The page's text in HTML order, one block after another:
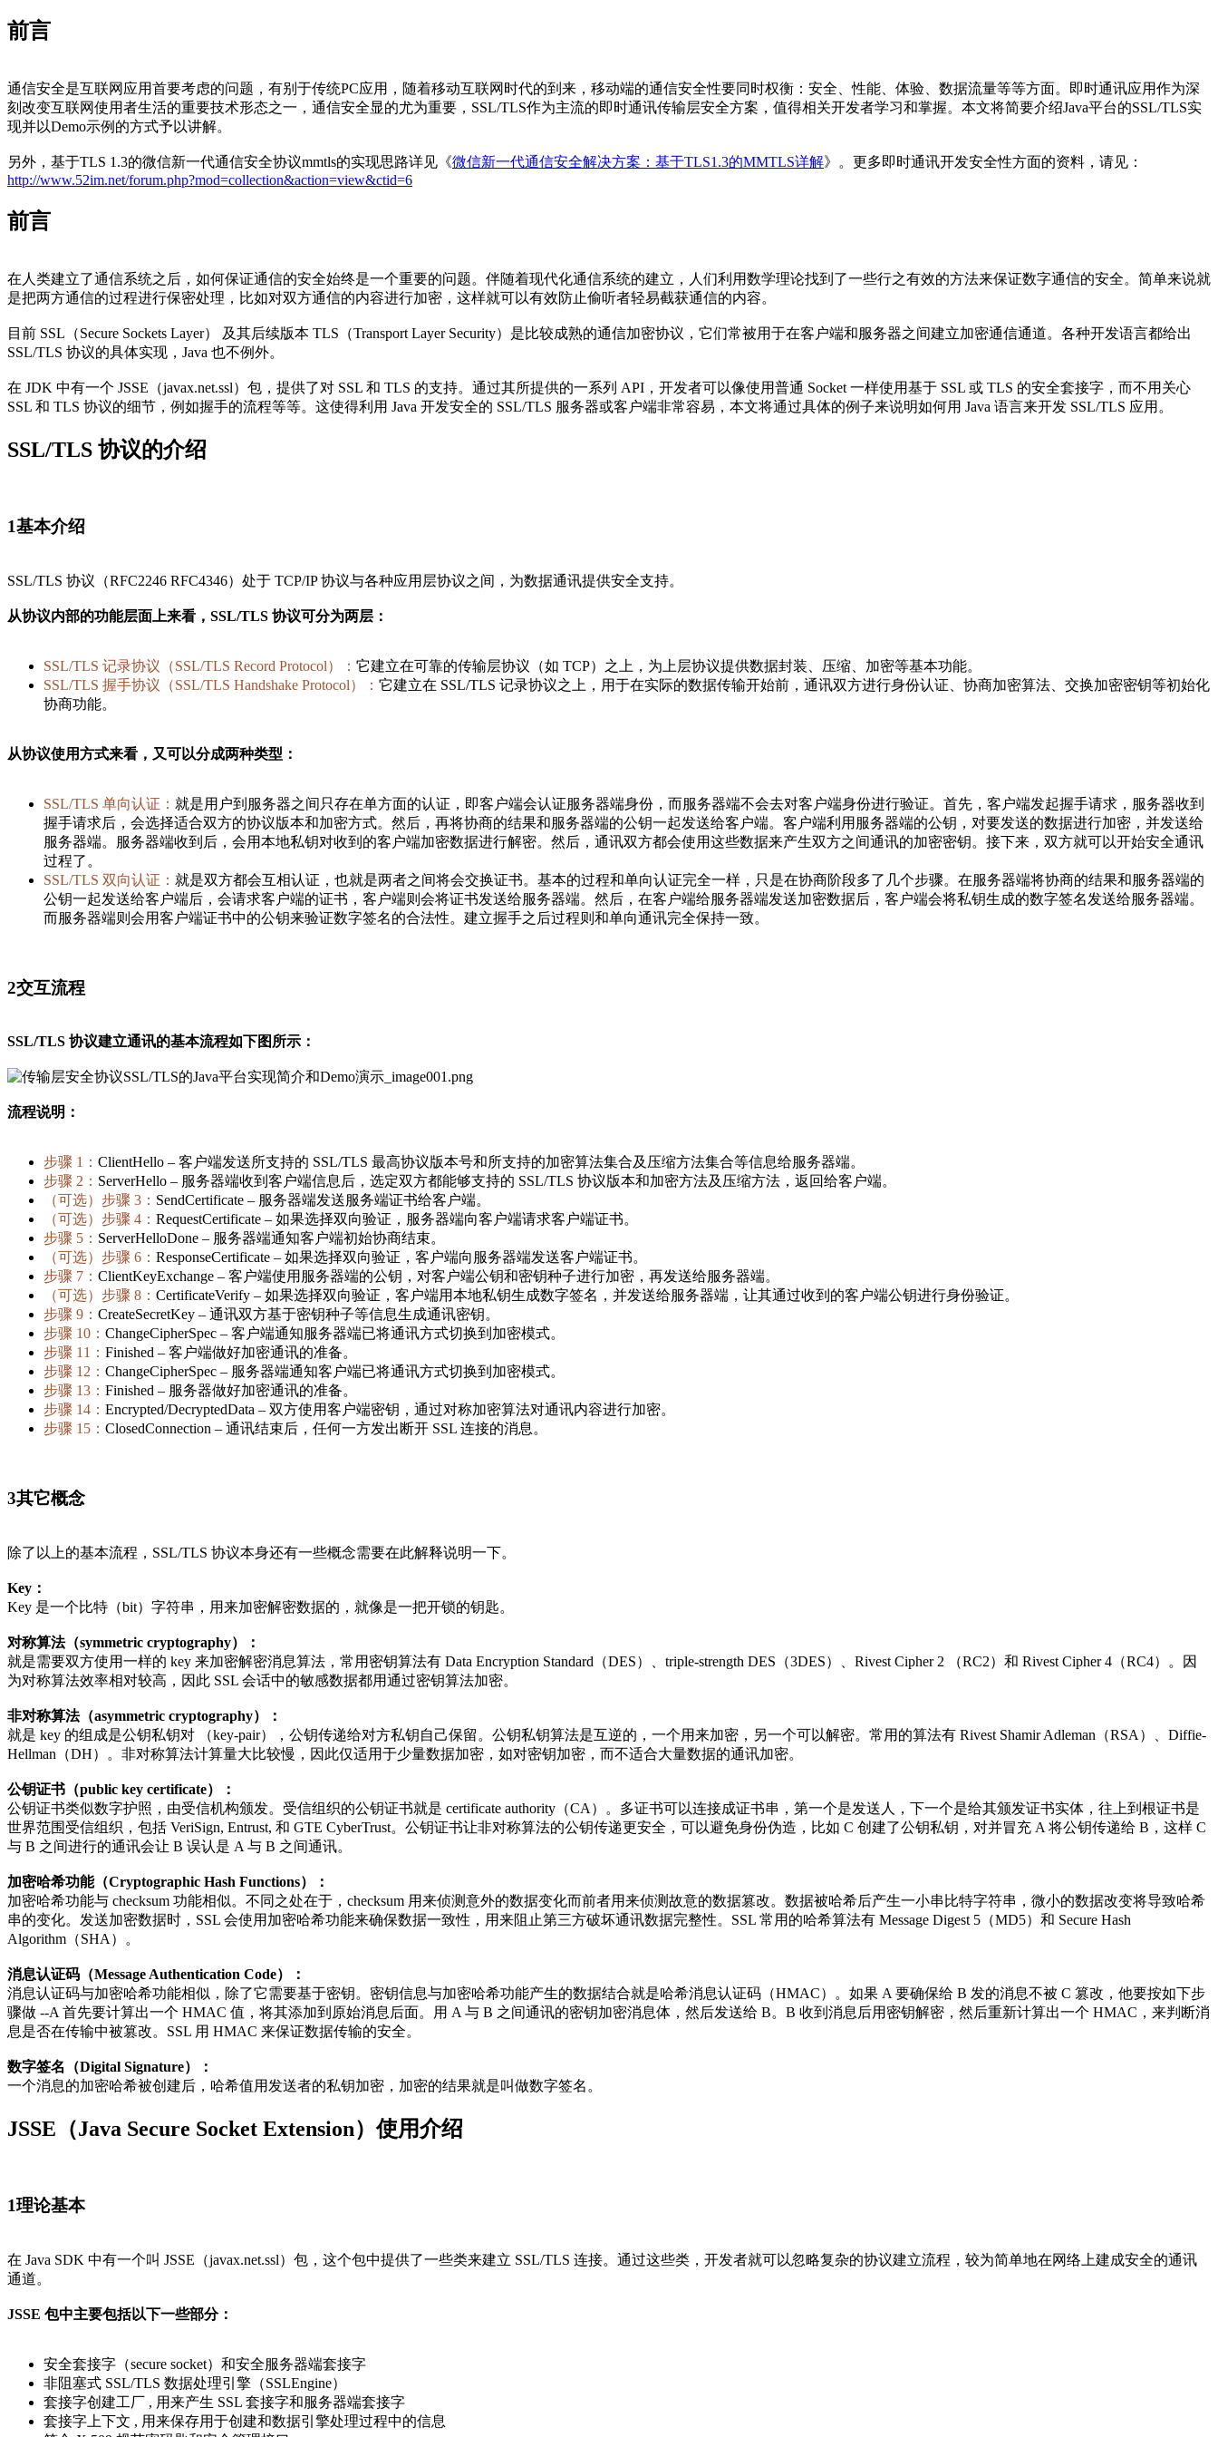
前言
通信安全是互联网应用首要考虑的问题，有别于传统PC应用，随着移动互联网时代的到来，移动端的通信安全性要同时权衡：安全、性能、体验、数据流量等等方面。即时通讯应用作为深
刻改变互联网使用者生活的重要技术形态之一，通信安全显的尤为重要，SSL/TLS作为主流的即时通讯传输层安全方案，值得相关开发者学习和掌握。本文将简要介绍Java平台的SSL/TLS实
现并以Demo示例的方式予以讲解。
另外，基于TLS 1.3的微信新一代通信安全协议mmtls的实现思路详见《微信新一代通信安全解决方案：基于TLS1.3的MMTLS详解》。更多即时通讯开发安全性方面的资料，请见：
http://www.52im.net/forum.php?mod=collection&action=view&ctid=6
前言
在人类建立了通信系统之后，如何保证通信的安全始终是一个重要的问题。伴随着现代化通信系统的建立，人们利用数学理论找到了一些行之有效的方法来保证数字通信的安全。简单来说就
是把两方通信的过程进行保密处理，比如对双方通信的内容进行加密，这样就可以有效防止偷听者轻易截获通信的内容。
目前 SSL（Secure Sockets Layer） 及其后续版本 TLS（Transport Layer Security）是比较成熟的通信加密协议，它们常被用于在客户端和服务器之间建立加密通信通道。各种开发语言都给出
SSL/TLS 协议的具体实现，Java 也不例外。
在 JDK 中有一个 JSSE（javax.net.ssl）包，提供了对 SSL 和 TLS 的支持。通过其所提供的一系列 API，开发者可以像使用普通 Socket 一样使用基于 SSL 或 TLS 的安全套接字，而不用关心
SSL 和 TLS 协议的细节，例如握手的流程等等。这使得利用 Java 开发安全的 SSL/TLS 服务器或客户端非常容易，本文将通过具体的例子来说明如何用 Java 语言来开发 SSL/TLS 应用。
SSL/TLS 协议的介绍
1基本介绍
SSL/TLS 协议（RFC2246 RFC4346）处于 TCP/IP 协议与各种应用层协议之间，为数据通讯提供安全支持。
从协议内部的功能层面上来看，SSL/TLS 协议可分为两层：
SSL/TLS 记录协议（SSL/TLS Record Protocol）： 它建立在可靠的传输层协议（如 TCP）之上，为上层协议提供数据封装、压缩、加密等基本功能。
SSL/TLS 握手协议（SSL/TLS Handshake Protocol）： 它建立在 SSL/TLS 记录协议之上，用于在实际的数据传输开始前，通讯双方进行身份认证、协商加密算法、交换加密密钥等初始化
协商功能。
从协议使用方式来看，又可以分成两种类型：
SSL/TLS 单向认证： 就是用户到服务器之间只存在单方面的认证，即客户端会认证服务器端身份，而服务器端不会去对客户端身份进行验证。首先，客户端发起握手请求，服务器收到
握手请求后，会选择适合双方的协议版本和加密方式。然后，再将协商的结果和服务器端的公钥一起发送给客户端。客户端利用服务器端的公钥，对要发送的数据进行加密，并发送给
服务器端。服务器端收到后，会用本地私钥对收到的客户端加密数据进行解密。然后，通讯双方都会使用这些数据来产生双方之间通讯的加密密钥。接下来，双方就可以开始安全通讯
过程了。
SSL/TLS 双向认证： 就是双方都会互相认证，也就是两者之间将会交换证书。基本的过程和单向认证完全一样，只是在协商阶段多了几个步骤。在服务器端将协商的结果和服务器端的
公钥一起发送给客户端后，会请求客户端的证书，客户端则会将证书发送给服务器端。然后，在客户端给服务器端发送加密数据后，客户端会将私钥生成的数字签名发送给服务器端。
而服务器端则会用客户端证书中的公钥来验证数字签名的合法性。建立握手之后过程则和单向通讯完全保持一致。
2交互流程
SSL/TLS 协议建立通讯的基本流程如下图所示：
流程说明：
步骤 1： ClientHello – 客户端发送所支持的 SSL/TLS 最高协议版本号和所支持的加密算法集合及压缩方法集合等信息给服务器端。
步骤 2： ServerHello – 服务器端收到客户端信息后，选定双方都能够支持的 SSL/TLS 协议版本和加密方法及压缩方法，返回给客户端。
（可选）步骤 3： SendCertificate – 服务器端发送服务端证书给客户端。
（可选）步骤 4： RequestCertificate – 如果选择双向验证，服务器端向客户端请求客户端证书。
步骤 5： ServerHelloDone – 服务器端通知客户端初始协商结束。
（可选）步骤 6： ResponseCertificate – 如果选择双向验证，客户端向服务器端发送客户端证书。
步骤 7： ClientKeyExchange – 客户端使用服务器端的公钥，对客户端公钥和密钥种子进行加密，再发送给服务器端。
（可选）步骤 8： CertificateVerify – 如果选择双向验证，客户端用本地私钥生成数字签名，并发送给服务器端，让其通过收到的客户端公钥进行身份验证。
步骤 9： CreateSecretKey – 通讯双方基于密钥种子等信息生成通讯密钥。
步骤 10： ChangeCipherSpec – 客户端通知服务器端已将通讯方式切换到加密模式。
步骤 11： Finished – 客户端做好加密通讯的准备。
步骤 12： ChangeCipherSpec – 服务器端通知客户端已将通讯方式切换到加密模式。
步骤 13： Finished – 服务器做好加密通讯的准备。
步骤 14： Encrypted/DecryptedData – 双方使用客户端密钥，通过对称加密算法对通讯内容进行加密。
步骤 15： ClosedConnection – 通讯结束后，任何一方发出断开 SSL 连接的消息。
3其它概念
除了以上的基本流程，SSL/TLS 协议本身还有一些概念需要在此解释说明一下。
Key：
Key 是一个比特（bit）字符串，用来加密解密数据的，就像是一把开锁的钥匙。
对称算法（symmetric cryptography）：
就是需要双方使用一样的 key 来加密解密消息算法，常用密钥算法有 Data Encryption Standard（DES）、triple-strength DES（3DES）、Rivest Cipher 2 （RC2）和 Rivest Cipher 4（RC4）。因
为对称算法效率相对较高，因此 SSL 会话中的敏感数据都用通过密钥算法加密。
非对称算法（asymmetric cryptography）：
就是 key 的组成是公钥私钥对 （key-pair），公钥传递给对方私钥自己保留。公钥私钥算法是互逆的，一个用来加密，另一个可以解密。常用的算法有 Rivest Shamir Adleman（RSA）、Diffie-
Hellman（DH）。非对称算法计算量大比较慢，因此仅适用于少量数据加密，如对密钥加密，而不适合大量数据的通讯加密。
公钥证书（public key certificate）：
公钥证书类似数字护照，由受信机构颁发。受信组织的公钥证书就是 certificate authority（CA）。多证书可以连接成证书串，第一个是发送人，下一个是给其颁发证书实体，往上到根证书是
世界范围受信组织，包括 VeriSign, Entrust, 和 GTE CyberTrust。公钥证书让非对称算法的公钥传递更安全，可以避免身份伪造，比如 C 创建了公钥私钥，对并冒充 A 将公钥传递给 B，这样 C
与 B 之间进行的通讯会让 B 误认是 A 与 B 之间通讯。
加密哈希功能（Cryptographic Hash Functions）：
加密哈希功能与 checksum 功能相似。不同之处在于，checksum 用来侦测意外的数据变化而前者用来侦测故意的数据篡改。数据被哈希后产生一小串比特字符串，微小的数据改变将导致哈希
串的变化。发送加密数据时，SSL 会使用加密哈希功能来确保数据一致性，用来阻止第三方破坏通讯数据完整性。SSL 常用的哈希算法有 Message Digest 5（MD5）和 Secure Hash
Algorithm（SHA）。
消息认证码（Message Authentication Code）：
消息认证码与加密哈希功能相似，除了它需要基于密钥。密钥信息与加密哈希功能产生的数据结合就是哈希消息认证码（HMAC）。如果 A 要确保给 B 发的消息不被 C 篡改，他要按如下步
骤做 --A 首先要计算出一个 HMAC 值，将其添加到原始消息后面。用 A 与 B 之间通讯的密钥加密消息体，然后发送给 B。B 收到消息后用密钥解密，然后重新计算出一个 HMAC，来判断消
息是否在传输中被篡改。SSL 用 HMAC 来保证数据传输的安全。
数字签名（Digital Signature）：
一个消息的加密哈希被创建后，哈希值用发送者的私钥加密，加密的结果就是叫做数字签名。
JSSE（Java Secure Socket Extension）使用介绍
1理论基本
在 Java SDK 中有一个叫 JSSE（javax.net.ssl）包，这个包中提供了一些类来建立 SSL/TLS 连接。通过这些类，开发者就可以忽略复杂的协议建立流程，较为简单地在网络上建成安全的通讯
通道。
JSSE 包中主要包括以下一些部分：
安全套接字（secure socket）和安全服务器端套接字
非阻塞式 SSL/TLS 数据处理引擎（SSLEngine）
套接字创建工厂 , 用来产生 SSL 套接字和服务器端套接字
套接字上下文 , 用来保存用于创建和数据引擎处理过程中的信息